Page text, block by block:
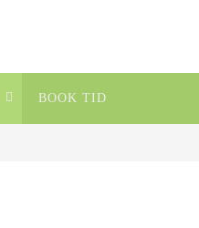
BOOK TID